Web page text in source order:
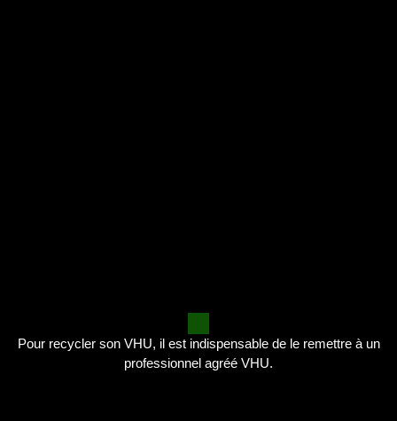
Pour recycler son VHU, il est indispensable de le remettre à un
professionnel agréé VHU.